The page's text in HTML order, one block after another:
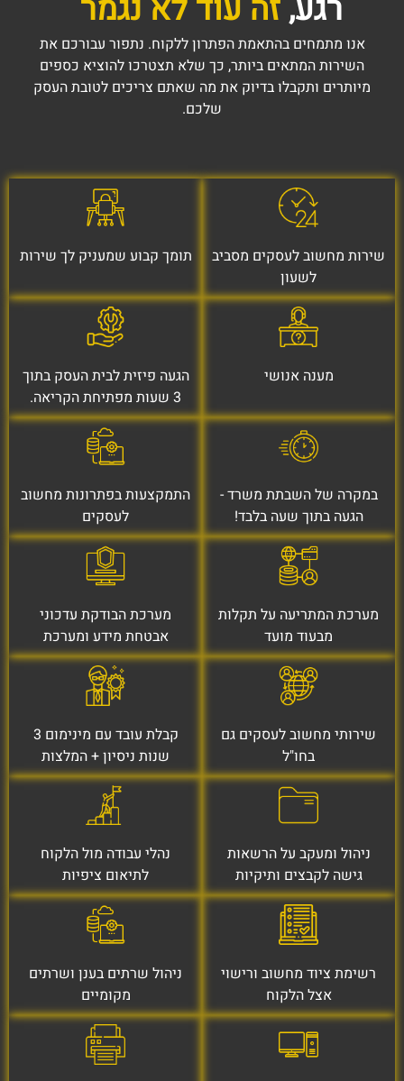
רגע,זה עוד לא נגמר
אנו מתמחים בהתאמת הפתרון ללקוח. נתפור עבורכם את
השירות המתאים ביותר, כך שלא תצטרכו להוציא כספים
מיותרים ותקבלו בדיוק את מה שאתם צריכים לטובת העסק
שלכם.
שירות מחשוב לעסקים מסביב
לשעון
תומך קבוע שמעניק לך שירות
מענה אנושי
הגעה פיזית לבית העסק בתוך
3 שעות מפתיחת הקריאה.
במקרה של השבתת משרד -
הגעה בתוך שעה בלבד!
התמקצעות בפתרונות מחשוב
לעסקים
מערכת המתריעה על תקלות
מבעוד מועד
מערכת הבודקת עדכוני
אבטחת מידע ומערכת
שירותי מחשוב לעסקים גם
בחו"ל
קבלת עובד עם מינימום 3
שנות ניסיון + המלצות
ניהול ומעקב על הרשאות
גישה לקבצים ותיקיות
נהלי עבודה מול הלקוח
לתיאום ציפיות
רשימת ציוד מחשוב ורישוי
אצל הלקוח
ניהול שרתים בענן ושרתים
מקומיים